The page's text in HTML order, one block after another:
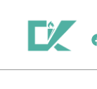
Skip to content
Main